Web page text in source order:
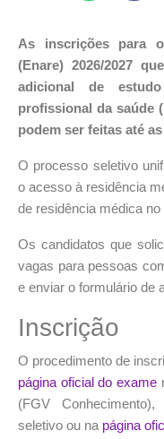
As inscrições para
(Enare) 2026/2027
adicional de
profissional da saúde
podem ser feitas até
O processo seletivo
o acesso à residência
de residência médica no
Os candidatos que
vagas para pessoas
e enviar o formulário de
Inscrição
O procedimento de
página oficial do exame
(FGV
seletivo ou na página